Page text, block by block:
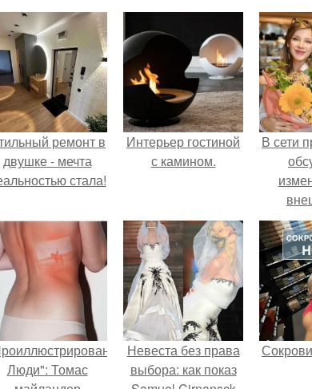
ремонт в
двушке - мечта
стала!
Интерьер гостиной
с камином.
В сети
Люди": Томас
Невеста без права
выбора: как показ